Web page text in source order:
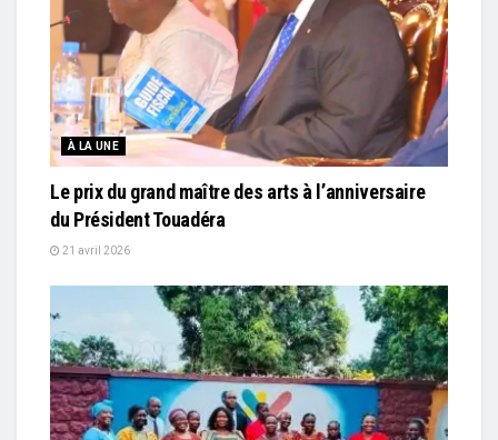
À LA UNE
Le prix du grand maître des arts à l’anniversaire
du Président Touadéra
21 avril 2026